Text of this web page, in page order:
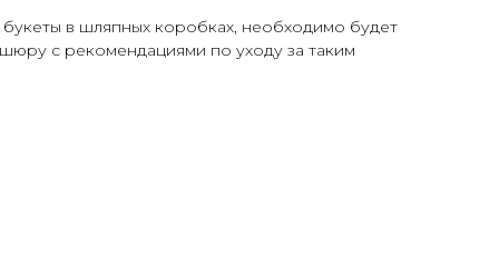
в шляпных коробках, необходимо будет
с рекомендациями по уходу за таким